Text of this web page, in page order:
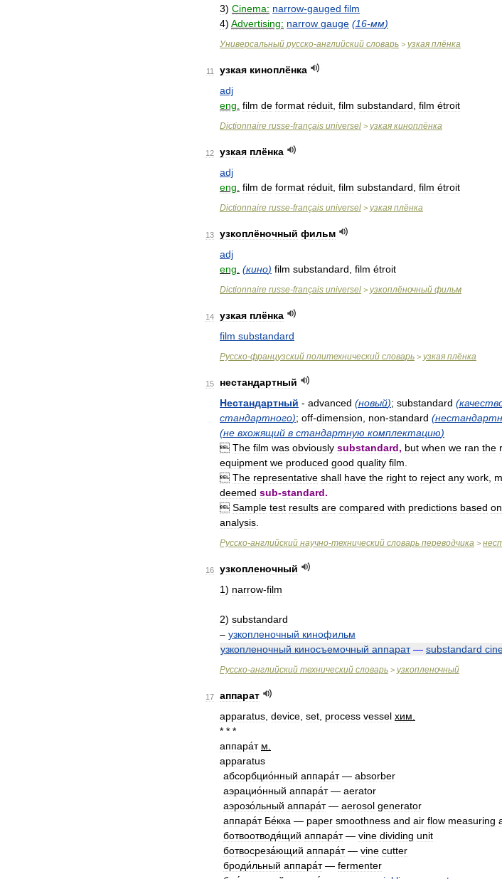
3) Cinema: narrow-gauged film
4) Advertising: narrow gauge (16-мм)
Универсальный русско-английский словарь > узкая плёнка
11 узкая киноплёнка
adj
eng film de format réduit film substandard film étroit
Dictionnaire russe-français universel > узкая киноплёнка
12 узкая плёнка
adj
eng film de format réduit film substandard film étroit
Dictionnaire russe-français universel > узкая плёнка
13 узкоплёночный фильм
adj
eng (кино) film substandard film étroit
Dictionnaire russe-français universel > узкоплёночный фильм
14 узкая плёнка
film substandard
Русско-французский политехнический словарь > узкая плёнка
15
нестандартный
Нестандартный - advanced (новый); substandard (
стандартного); off-dimension non-standard (
(не вхожящий в стандартную комплектацию)
 The film was obviously substandard, but when we ran the
equipment we produced good quality film
 The representative shall have the right to reject any work
deemed sub-standard.
 Sample test results are compared with predictions based on
analysis
Русско-английский научно-технический словарь переводчика >
16
узкопленочный
1) narrow-film
2) substandard
– узкопленочный кинофильм
узкопленочный киносъемочный аппарат— substandard
Русско-английский технический словарь > узкопленочный
17
аппарат
apparatus device set process vessel хим
* * *
аппара́т м
apparatus
абсорбцио́нный аппара́т— absorber
аэрацио́нный аппара́т— aerator
аэрозо́льный аппара́т— aerosol generator
аппара́т Бе́кка — paper smoothness and air flow measuring
ботвоотводя́щий аппара́т— vine dividing unit
ботвосреза́ющий аппара́т— vine cutter
броди́льный аппара́т— fermenter